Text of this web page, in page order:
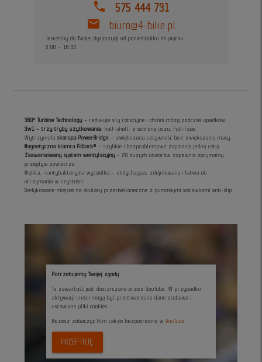
phone 575 444 731
mail biuro@4-bike.pl
Jesteśmy do Twojej dyspozycji od poniedziałku do piątku
8:00 - 16:00
360° Turbine Technology – redukuje siły rotacyjne i chroni mózg podczas upadków.
3w1 – trzy tryby użytkowania: half-shell, z ochroną uszu, full-face.
Wytrzymałaskorupa PowerBridge – zwiększona sztywność bez zwiększania masy.
Magnetyczna klamra Fidlock® – szybkie i bezproblemowe zapinanie jedną ręką.
Zaawansowany system wentylacyjny – 20 dużych otworów zapewnia optymalny
przepływ powietrza.
Miękka, >antybakteryjna wyściółka – oddychająca, zdejmowana i łatwa do
utrzymania w czystości.
Dedykowane miejsce na okulary przeciwsłoneczne z gumowymi wstawkami anti-slip.
Potrzebujemy Twojej zgody
Ta zawartość jest dostarczana przez YouTube. W przypadku
aktywacji treści mogą być przetwarzane dane osobowe i
ustawiane pliki cookies.
Możesz zobaczyc film także bezpośrednio w YouTube
AKCEPTUJĘ